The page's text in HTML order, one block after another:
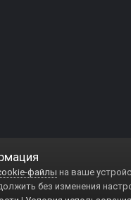
файлы на ваше
без изменения